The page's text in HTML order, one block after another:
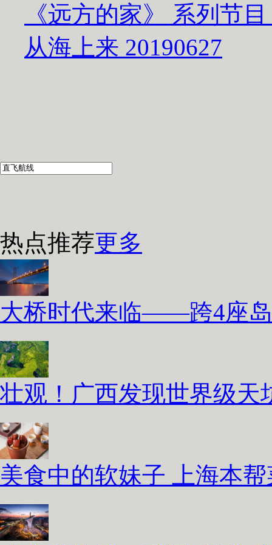
《远方的家》 系列节
从海上来 20190627
热点推荐更多
大桥时代来临——跨4座
壮观！广西发现世界级天
美食中的软妹子 上海本